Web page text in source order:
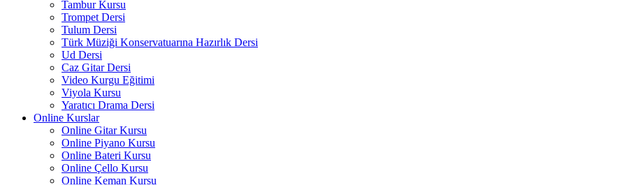
Tambur Kursu
Trompet Dersi
Tulum Dersi
Türk Müziği Konservatuarına Hazırlık Dersi
Ud Dersi
Caz Gitar Dersi
Video Kurgu Eğitimi
Viyola Kursu
Yaratıcı Drama Dersi
Online Kurslar
Online Gitar Kursu
Online Piyano Kursu
Online Bateri Kursu
Online Çello Kursu
Online Keman Kursu